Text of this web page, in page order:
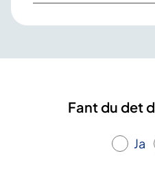
Fant du det
Ja